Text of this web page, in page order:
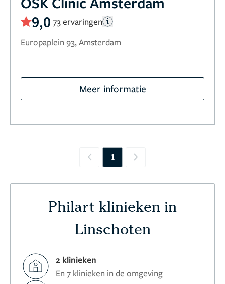
9,0 73 ervaringen
Europaplein 93, Amsterdam
Meer informatie
Previous
1 Next
Philart klinieken in
Linschoten
2 klinieken
En 7 klinieken in de omgeving